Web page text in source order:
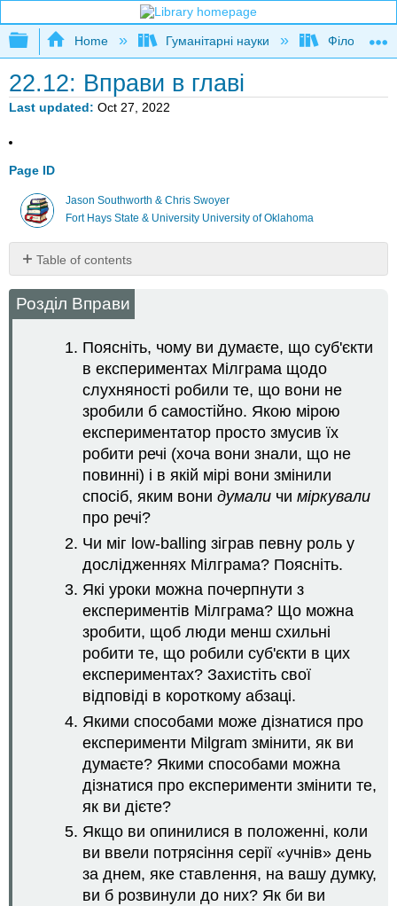
Expand/collapse global hierarchy
Home Гуманітарні науки Філософія
22.12: Вправи в главі
Last updated Oct 27, 2022
Page ID
Jason Southworth & Chris Swoyer
Fort Hays State & University University of Oklahoma
Table of contents
No
headers
Розділ Вправи
Поясніть, чому ви думаєте, що суб'єкти
в експериментах Мілграма щодо
слухняності робили те, що вони не
зробили б самостійно. Якою мірою
експериментатор просто змусив їх
робити речі (хоча вони знали, що не
повинні) і в якій мірі вони змінили
спосіб, яким вонидумали чиміркували
про речі?
Чи міг low-balling зіграв певну роль у
дослідженнях Мілграма? Поясніть.
Які уроки можна почерпнути з
експериментів Мілграма? Що можна
зробити, щоб люди менш схильні
робити те, що робили суб'єкти в цих
експериментах? Захистіть свої
відповіді в короткому абзаці.
Якими способами може дізнатися про
експерименти Milgram змінити, як ви
думаєте? Якими способами можна
дізнатися про експерименти змінити те,
як ви дієте?
Якщо ви опинилися в положенні, коли
ви ввели потрясіння серії «учнів» день
за днем, яке ставлення, на вашу думку,
ви б розвинули до них? Як би ви